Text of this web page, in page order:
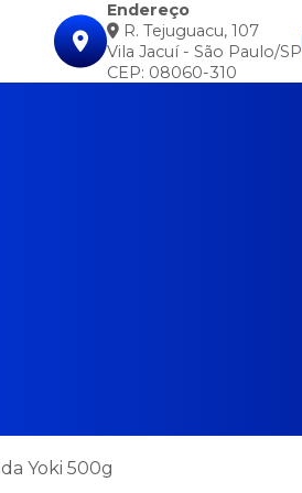
Endereço
R. Tejuguacu, 107
Vila Jacuí - São Paulo/SP
CEP: 08060-310
Yoki 500g